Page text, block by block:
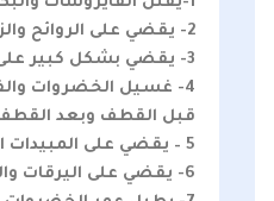
2- يقضي على الروائح والزفر من الدواجن والحوم والاسماك
3- يقضي بشكل كبير على الكلسترول الضار في الحوم والدواجن
4- غسيل الخضروات
قبل القطف وبعد
5 – يقضي على المبيدات الحشريه
6- يقضي على اليرقات والديدان وبيض الديدان في الخضروات الورقيه